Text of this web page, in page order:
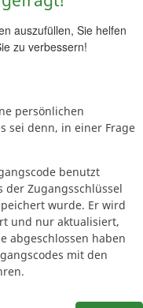
auszufüllen, Sie helfen
zu verbessern!
persönlichen
sei denn, in einer Frage
benutzt
der Zugangsschlüssel
wurde. Er wird
und nur aktualisiert,
abgeschlossen haben
mit den